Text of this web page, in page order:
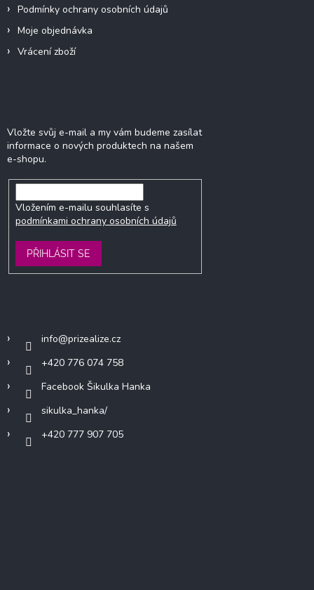
Podmínky ochrany osobních údajů
Moje objednávka
Vrácení zboží
Vložte svůj e-mail a my vám budeme zasílat
informace o nových produktech na našem
e-shopu.
Vložením e-mailu souhlasíte s
podmínkami ochrany osobních údajů
PŘIHLÁSIT SE
info@prizealize.cz
+420 776 074 758
Facebook Šikulka Hanka
sikulka_hanka/
+420 777 907 705